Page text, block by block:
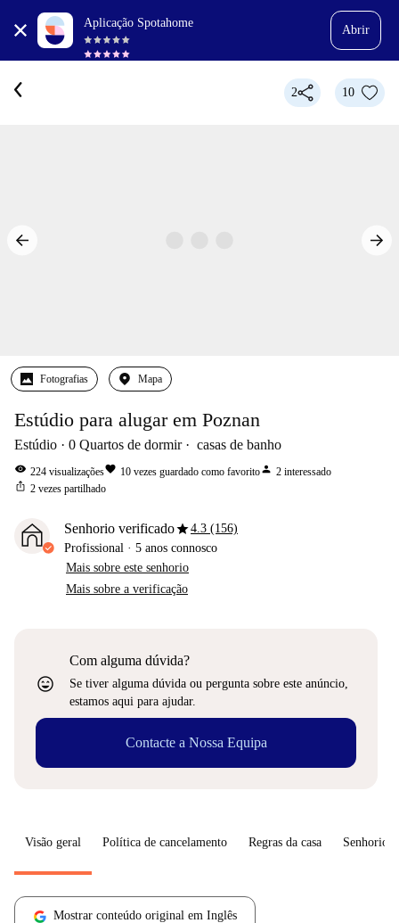
Aplicação Spotahome
Abrir
2 10
Fotografias Mapa
Estúdio para alugar em Poznan
Estúdio 0 Quartos de dormir casas de banho
visibility 224 visualizaçõesfavorite 10 vezes guardado como favoritoperson 2 interessado
ios_share 2 vezes partilhado
Senhorio verificadostar4.3 (156)
Profissional · 5 anos connosco
Mais sobre este senhorio
Mais sobre a verificação
sentiment_very_satisfied
Com alguma dúvida?
Se tiver alguma dúvida ou pergunta sobre este anúncio,
estamos aqui para ajudar.
Contacte a Nossa Equipa
Visão geral Política de cancelamento Regras da casa Senhorio
Mostrar conteúdo original em Inglês